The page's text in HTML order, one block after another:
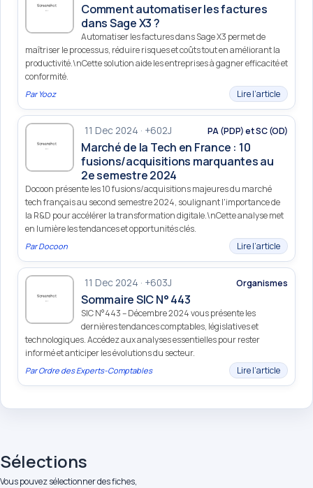
Comment automatiser les factures
dans Sage X3 ?
Automatiser les factures dans Sage X3 permet de
maîtriser le processus, réduire risques et coûts tout en améliorant la
productivité.\nCette solution aide les entreprises à gagner efficacité et
conformité.
ParYooz Lire l’article
11 Dec 2024 · +602J PA (PDP) et SC (OD)
Marché de la Tech en France : 10
fusions/acquisitions marquantes au
2e semestre 2024
Docoon présente les 10 fusions/acquisitions majeures du marché
tech français au second semestre 2024, soulignant l'importance de
la R&D pour accélérer la transformation digitale.\nCette analyse met
en lumière les tendances et opportunités clés.
ParDocoon Lire l’article
11 Dec 2024 · +603J Organismes
Sommaire SIC N° 443
SIC N°443 – Décembre 2024 vous présente les
dernières tendances comptables, législatives et
technologiques. Accédez aux analyses essentielles pour rester
informé et anticiper les évolutions du secteur.
ParOrdre des Experts-Comptables Lire l’article
Sélections
Vous pouvez sélectionner des fiches,